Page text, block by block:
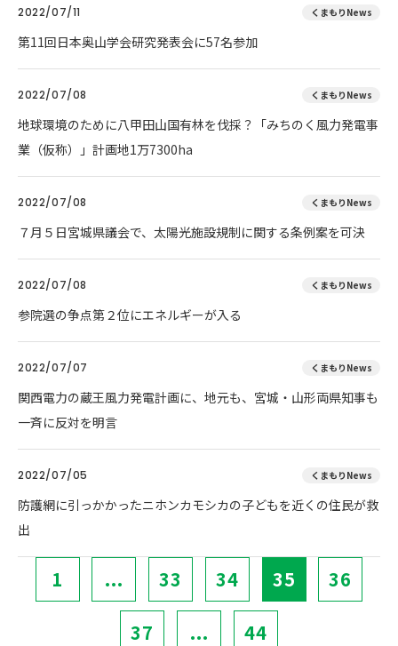
2022/07/11 くまもりNews
第11回日本奥山学会研究発表会に57名参加
2022/07/08 くまもりNews
地球環境のために八甲田山国有林を伐採？「みちのく風力発電事
業（仮称）」計画地1万7300ha
2022/07/08 くまもりNews
７月５日宮城県議会で、太陽光施設規制に関する条例案を可決
2022/07/08 くまもりNews
参院選の争点第２位にエネルギーが入る
2022/07/07 くまもりNews
関西電力の蔵王風力発電計画に、地元も、宮城・山形両県知事も
一斉に反対を明言
2022/07/05 くまもりNews
防護網に引っかかったニホンカモシカの子どもを近くの住民が救
出
1 ... 33 34 35 36
37 ... 44